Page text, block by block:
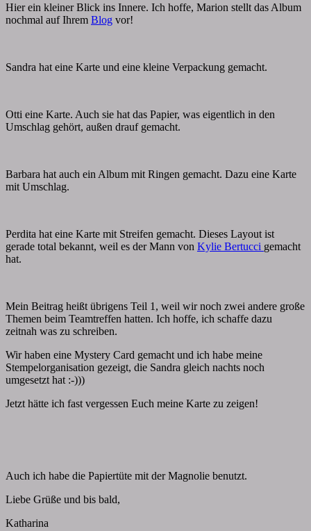
Hier ein kleiner Blick ins Innere. Ich hoffe, Marion stellt das Album
nochmal auf Ihrem Blog vor!
Sandra hat eine Karte und eine kleine Verpackung gemacht.
Otti eine Karte. Auch sie hat das Papier, was eigentlich in den
Umschlag gehört, außen drauf gemacht.
Barbara hat auch ein Album mit Ringen gemacht. Dazu eine Karte
mit Umschlag.
Perdita hat eine Karte mit Streifen gemacht. Dieses Layout ist
gerade total bekannt, weil es der Mann von Kylie Bertucci gemacht
hat.
Mein Beitrag heißt übrigens Teil 1, weil wir noch zwei andere große
Themen beim Teamtreffen hatten. Ich hoffe, ich schaffe dazu
zeitnah was zu schreiben.
Wir haben eine Mystery Card gemacht und ich habe meine
Stempelorganisation gezeigt, die Sandra gleich nachts noch
umgesetzt hat :-)))
Jetzt hätte ich fast vergessen Euch meine Karte zu zeigen!
Auch ich habe die Papiertüte mit der Magnolie benutzt.
Liebe Grüße und bis bald,
Katharina